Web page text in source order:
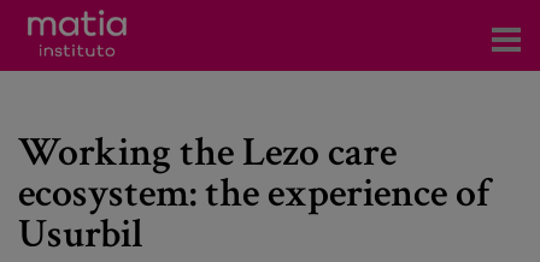
Investigación
Publicaciones
Working the Lezo care
ecosystem: the experience of
Usurbil